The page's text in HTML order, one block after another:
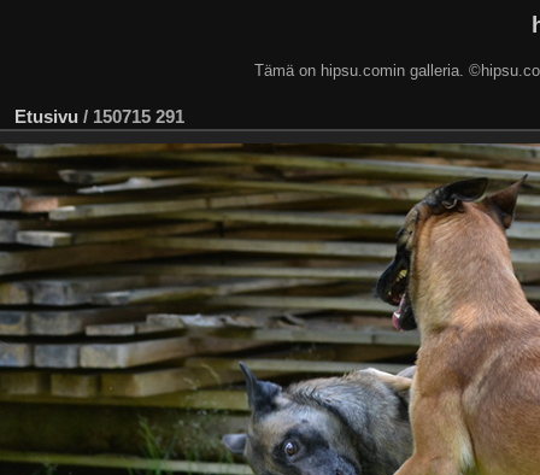
Tämä on hipsu.comin galleria.
Etusivu / 150715 291